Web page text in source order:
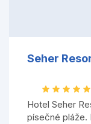
Seher
Hotel Seher
písečné pláže.